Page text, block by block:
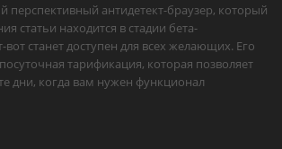
перспективный антидетект-браузер, который
статьи находится в стадии бета-
вот станет доступен для всех желающих. Его
тарификация, которая позволяет
дни, когда вам нужен функционал